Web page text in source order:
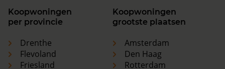
Koopwoningen
per provincie
Drenthe
Flevoland
Friesland
Koopwoningen
grootste plaatsen
Amsterdam
Den Haag
Rotterdam